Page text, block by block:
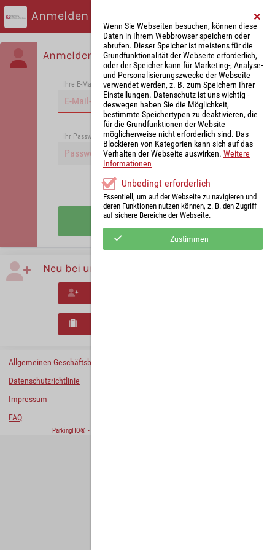
Anmelden
Anmelden
Ihre E-Mail-Adresse *
Passwort vergessen?
Ihr Passwort *
Angemeldet bleiben
Anmelden
Neu bei uns?
Allgemeinen Geschäftsbedingungen
Datenschutzrichtlinie
Impressum
FAQ
ParkingHQ® - eine Lösung von
Wenn Sie Webseiten besuchen, können diese
Daten in Ihrem Webbrowser speichern oder
abrufen. Dieser Speicher ist meistens für die
Grundfunktionalität der Webseite erforderlich,
oder der Speicher kann für Marketing-, Analyse-
und Personalisierungszwecke der Webseite
verwendet werden, z. B. zum Speichern Ihrer
Einstellungen. Datenschutz ist uns wichtig -
deswegen haben Sie die Möglichkeit,
bestimmte Speichertypen zu deaktivieren, die
für die Grundfunktionen der Website
möglicherweise nicht erforderlich sind. Das
Blockieren von Kategorien kann sich auf das
Verhalten der Webseite auswirken. Weitere
Informationen
Unbedingt erforderlich
Essentiell, um auf der Webseite zu navigieren und
deren Funktionen nutzen können, z. B. den Zugriff
auf sichere Bereiche der Webseite.
Zustimmen